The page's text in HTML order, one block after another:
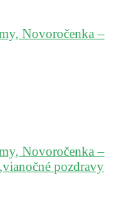
Novoročenka –
Novoročenka –
pozdravy